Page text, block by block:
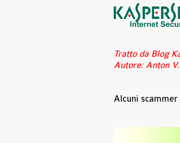
Tratto da Blog
Autore: Anton
Alcuni scammer